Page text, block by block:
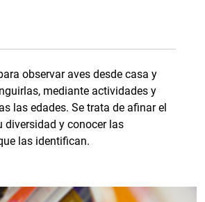
observar aves desde casa y
mediante actividades y
las edades. Se trata de afinar el
diversidad y conocer las
las identifican.